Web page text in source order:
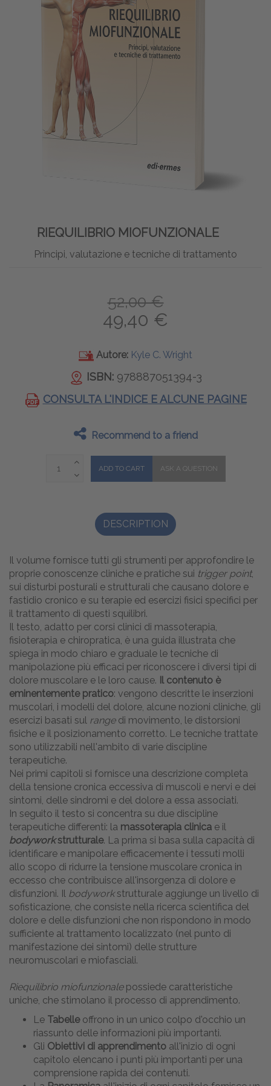
RIEQUILIBRIO MIOFUNZIONALE
Principi, valutazione e tecniche di trattamento
52,00 €
49,40 €
Autore: Kyle C. Wright
ISBN: 978887051394-3
CONSULTA L'INDICE E ALCUNE PAGINE
Recommend to a friend
DESCRIPTION
Il volume fornisce tutti gli strumenti per approfondire le
proprie conoscenze cliniche e pratiche sui trigger point,
sui disturbi posturali e strutturali che causano dolore e
fastidio cronico e su terapie ed esercizi fisici specifici per
il trattamento di questi squilibri.
Il testo, adatto per corsi clinici di massoterapia,
fisioterapia e chiropratica, è una guida illustrata che
spiega in modo chiaro e graduale le tecniche di
manipolazione più efficaci per riconoscere i diversi tipi di
dolore muscolare e le loro cause. Il contenuto è
eminentemente pratico: vengono descritte le inserzioni
muscolari, i modelli del dolore, alcune nozioni cliniche, gli
esercizi basati sul range di movimento, le distorsioni
fisiche e il posizionamento corretto. Le tecniche trattate
sono utilizzabili nell'ambito di varie discipline
terapeutiche.
Nei primi capitoli si fornisce una descrizione completa
della tensione cronica eccessiva di muscoli e nervi e dei
sintomi, delle sindromi e del dolore a essa associati.
In seguito il testo si concentra su due discipline
terapeutiche differenti: la massoterapia clinica e il
bodyworkstrutturale. La prima si basa sulla capacità di
identificare e manipolare efficacemente i tessuti molli
allo scopo di ridurre la tensione muscolare cronica in
eccesso che contribuisce all'insorgenza di dolore e
disfunzioni. Il bodyworkstrutturale aggiunge un livello di
sofisticazione, che consiste nella ricerca scientifica del
dolore e delle disfunzioni che non rispondono in modo
sufficiente al trattamento localizzato (nel punto di
manifestazione dei sintomi) delle strutture
neuromuscolari e miofasciali.
Riequilibrio miofunzionalepossiede caratteristiche
uniche, che stimolano il processo di apprendimento.
Le Tabelleoffrono in un unico colpo d'occhio un
riassunto delle informazioni più importanti.
Gli Obiettivi di apprendimento all'inizio di ogni
capitolo elencano i punti più importanti per una
comprensione rapida dei contenuti.